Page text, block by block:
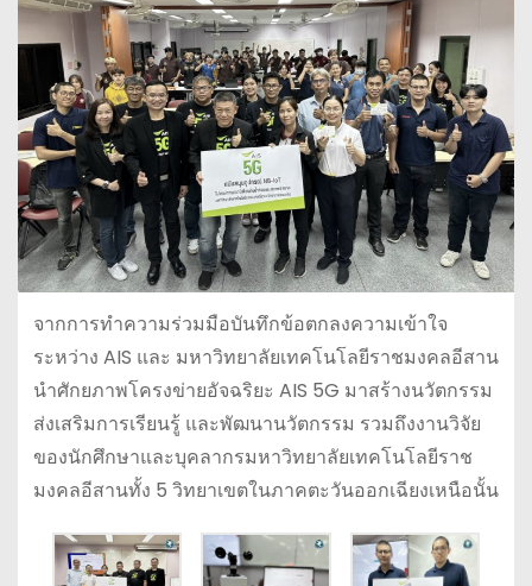
จากการทำความร่วมมือบันทึกข้อตกลงความเข้าใจ
ระหว่าง AIS และ มหาวิทยาลัยเทคโนโลยีราชมงคลอีสาน
นำศักยภาพโครงข่ายอัจฉริยะ AIS 5G มาสร้างนวัตกรรม
ส่งเสริมการเรียนรู้ และพัฒนานวัตกรรม รวมถึงงานวิจัย
ของนักศึกษาและบุคลากรมหาวิทยาลัยเทคโนโลยีราช
มงคลอีสานทั้ง 5 วิทยาเขตในภาคตะวันออกเฉียงเหนือนั้น